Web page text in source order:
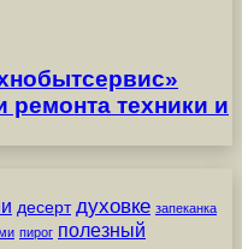
техники и
десерт духовке запеканка
пирог полезный